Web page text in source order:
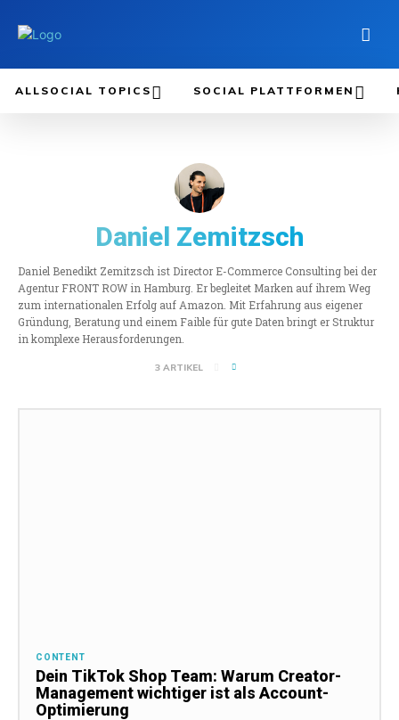
ALLSOCIAL TOPICS SOCIAL PLATTFORMEN
Daniel Zemitzsch
Daniel Benedikt Zemitzsch ist Director E-Commerce Consulting bei der
Agentur FRONT ROW in Hamburg. Er begleitet Marken auf ihrem Weg
zum internationalen Erfolg auf Amazon. Mit Erfahrung aus eigener
Gründung, Beratung und einem Faible für gute Daten bringt er Struktur
in komplexe Herausforderungen.
3 ARTIKEL
CONTENT
Dein TikTok Shop Team: Warum Creator-
Management wichtiger ist als Account-
Optimierung